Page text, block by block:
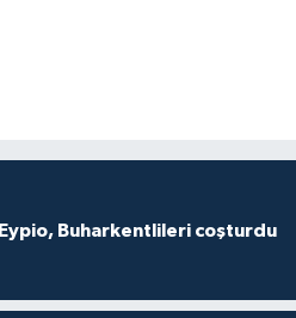
Eypio, Buharkentlileri coşturdu